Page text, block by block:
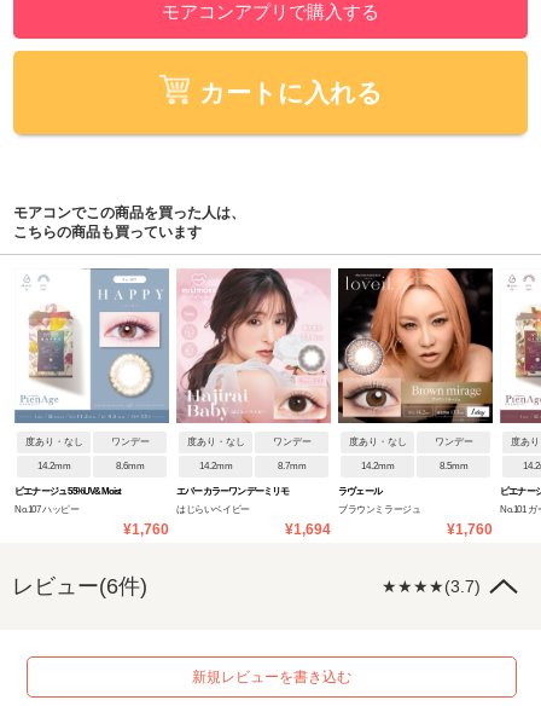
モアコンアプリで購入する
カートに入れる
モアコンでこの商品を買った人は、
こちらの商品も買っています
度あり・なし ワンデー
14.2mm 8.6mm
ピエナージュ 55%UV&Moist
No.107 ハッピー
¥1,760
度あり・なし ワンデー
14.2mm 8.7mm
エバーカラーワンデーミリモ
ア
はじらいベイビー
¥1,694
度あり・なし ワンデー
14.2mm 8.5mm
ラヴェール
ブラウンミラージュ
¥1,760
度あ
ピエナー
No.101 ガ
レビュー(6件) ★★★★(3.7)
新規レビューを書き込む